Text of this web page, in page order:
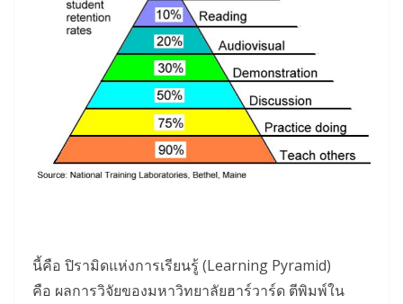
นี้คือ ปิรามิดแห่งการเรียนรู้ (Learning Pyramid)
คือ ผลการวิจัยของมหาวิทยาลัยฮาร์วาร์ด ตีพิมพ์ใน